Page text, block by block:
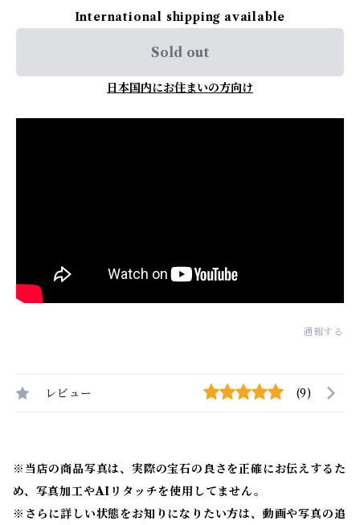
International shipping available
Sold out
日本国内にお住まいの方向け
通報する
レビュー (9)
※当店の商品写真は、実際の宝石の良さを正確にお伝えするた
め、写真加工やAIリタッチを使用してません。
※ さらに詳しい状態をお知りになりたい方は、動画や写真の追